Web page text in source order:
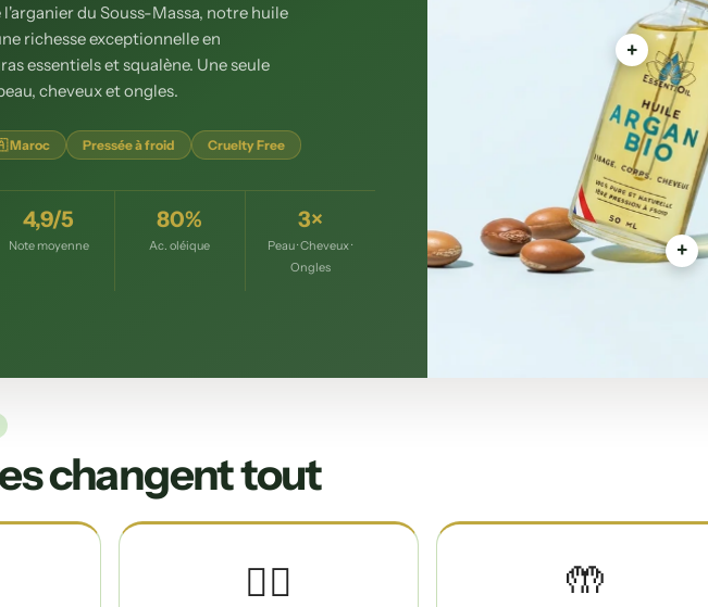
du Souss-Massa, notre huile
richesse exceptionnelle en
essentiels et squalène. Une seule
cheveux et ongles.
Maroc Pressée à froid Cruelty Free
4,9/5
Note moyenne
80%
Ac. oléique
3×
Peau · Cheveux ·
Ongles
changent tout
💆‍♀️ 🤲